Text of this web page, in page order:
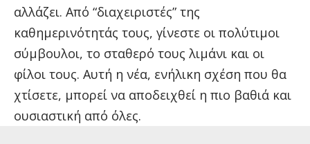
αλλάζει. Από “διαχειριστές” της
καθημερινότητάς τους, γίνεστε οι πολύτιμοι
σύμβουλοι, το σταθερό τους λιμάνι και οι
φίλοι τους. Αυτή η νέα, ενήλικη σχέση που θα
χτίσετε, μπορεί να αποδειχθεί η πιο βαθιά και
ουσιαστική από όλες.